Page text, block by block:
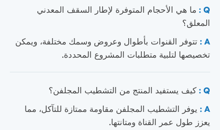
Q :
ما هي الأحجام المتوفرة لإطار السقف المعدني
المعلق؟
A :
تتوفر القنوات بأطوال وعروض وسمك مختلفة، ويمكن
تخصيصها لتلبية متطلبات المشروع المحددة.
Q : كيف يستفيد المنتج من التشطيب المجلفن؟
A :
يوفر التشطيب المجلفن مقاومة ممتازة للتآكل، مما
يعزز طول عمر القناة ومتانتها.